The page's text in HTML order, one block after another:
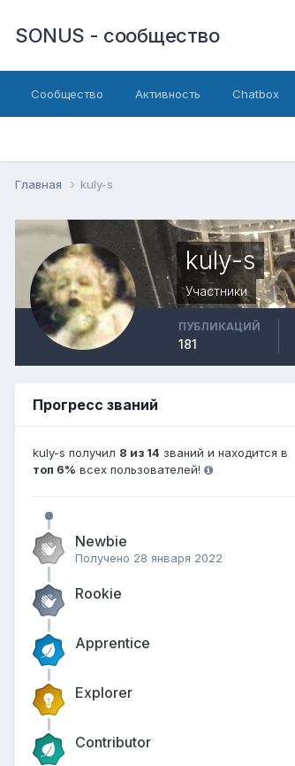
SONUS - сообщество
Сообщество Активность Chatbox
Главная kuly-s
kuly-s
Участники
ПУБЛИКАЦИЙ
181
Прогресс званий
kuly-s получил 8 из 14 званий и находится в
топ 6% всех пользователей!
Newbie
Получено 28 января 2022
Rookie
Apprentice
Explorer
Contributor